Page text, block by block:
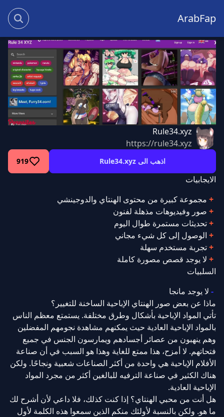
ArabFap
Rule34.xyz
https://rule34.xyz
اذهب الى Rule34.xyz 919
الايجابيات
مجموعة كبيرة من محتوى الهنتاي والدوجينشي
صور وفيديوهات مذهلة لفنون
تحديثات مستمرة طوال اليوم
الوصول إلى كل شيء مجاني
تجربة مستخدم سهلة
لا يوجد قصص مصورة كاملة
السلبيات
لا يوجد مانجا
ماذا عن بعض صور الهنتاي الإباحية الساخنة للتغيير؟
تأتي المواد الإباحية بأشكال وطرق مختلفة. يستمتع معظم الناس
بالمواد الإباحية العادية حيث يمكنهم مشاهدة نجومهم المفضلين
وهم ينهبون من عصائر أجسادهم ويمارسون الجنس في جميع
فتحاتهم. لا أمزح، هذا ممتع للغاية وهذا هو السبب في أن صناعة
الأفلام الإباحية هي واحدة من أكثر الصناعات شعبية ونجاحًا. ولكن
هناك الكثير في صناعة الترفيه للبالغين أكثر من مجرد المواد
الإباحية العادية.
هل أنت من محبي الهنتاي؟ إذا كنت كذلك، فلا داعي لأن أشرح لك
ما هو. ولكن بالنسبة لأولئك منكم الذين سمعوا هذه الكلمة لأول